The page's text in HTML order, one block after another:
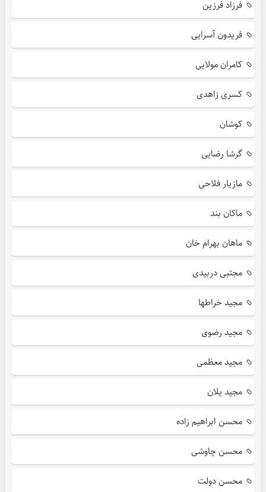
فرزاد فرزین
فریدون آسرایی
کامران مولایی
کسری زاهدی
کوشان
گرشا رضایی
مازیار فلاحی
ماکان بند
ماهان بهرام خان
مجتبی دربیدی
مجید خراطها
مجید رضوی
مجید معظمی
مجید یلان
محسن ابراهیم زاده
محسن چاوشی
محسن دولت